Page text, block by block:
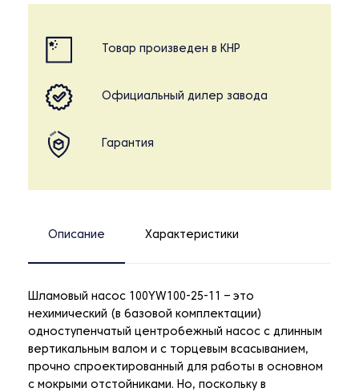
Товар произведен в КНР
Официальный дилер завода
Гарантия
Описание Характеристики
Шламовый насос 100YW100-25-11 – это
нехимический (в базовой комплектации)
одноступенчатый центробежный насос с длинным
вертикальным валом и с торцевым всасыванием,
прочно спроектированный для работы в основном
с мокрыми отстойниками. Но, поскольку в